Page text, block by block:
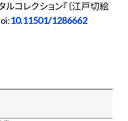
コレクション『〔江戸切絵
10.11501/1286662